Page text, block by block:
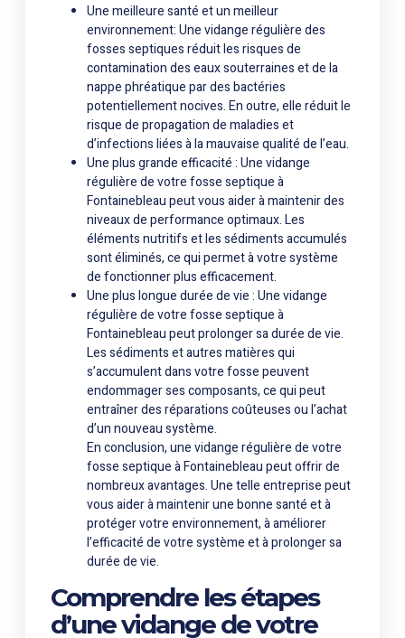
Une meilleure santé et un meilleur
environnement: Une vidange régulière des
fosses septiques réduit les risques de
contamination des eaux souterraines et de la
nappe phréatique par des bactéries
potentiellement nocives. En outre, elle réduit le
risque de propagation de maladies et
d’infections liées à la mauvaise qualité de l’eau.
Une plus grande efficacité : Une vidange
régulière de votre fosse septique à
Fontainebleau peut vous aider à maintenir des
niveaux de performance optimaux. Les
éléments nutritifs et les sédiments accumulés
sont éliminés, ce qui permet à votre système
de fonctionner plus efficacement.
Une plus longue durée de vie : Une vidange
régulière de votre fosse septique à
Fontainebleau peut prolonger sa durée de vie.
Les sédiments et autres matières qui
s’accumulent dans votre fosse peuvent
endommager ses composants, ce qui peut
entraîner des réparations coûteuses ou l’achat
d’un nouveau système.
En conclusion, une vidange régulière de votre
fosse septique à Fontainebleau peut offrir de
nombreux avantages. Une telle entreprise peut
vous aider à maintenir une bonne santé et à
protéger votre environnement, à améliorer
l’efficacité de votre système et à prolonger sa
durée de vie.
Comprendre les étapes
d’une vidange de votre